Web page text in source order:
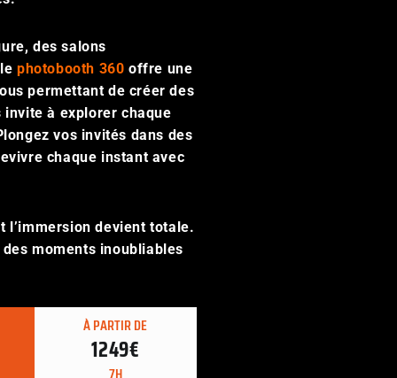
des salons
lephotobooth 360 offre une
permettant de créer des
à explorer chaque
vos invités dans des
chaque instant avec
l’immersion devient totale.
moments inoubliables
À PARTIR DE
1249€